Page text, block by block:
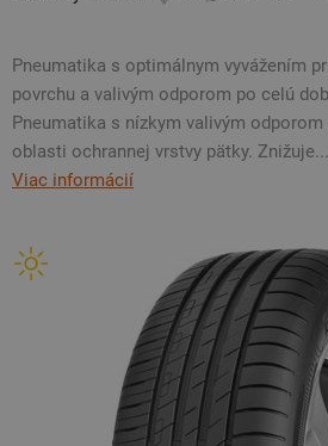
Pneumatika s optimálnym vyvážením
povrchu a valivým odporom po celú
Pneumatika s nízkym valivým
oblasti ochrannej vrstvy pätky. Znižuje...
Viac informácií